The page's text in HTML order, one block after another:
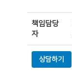
책임담당
자
상담하기